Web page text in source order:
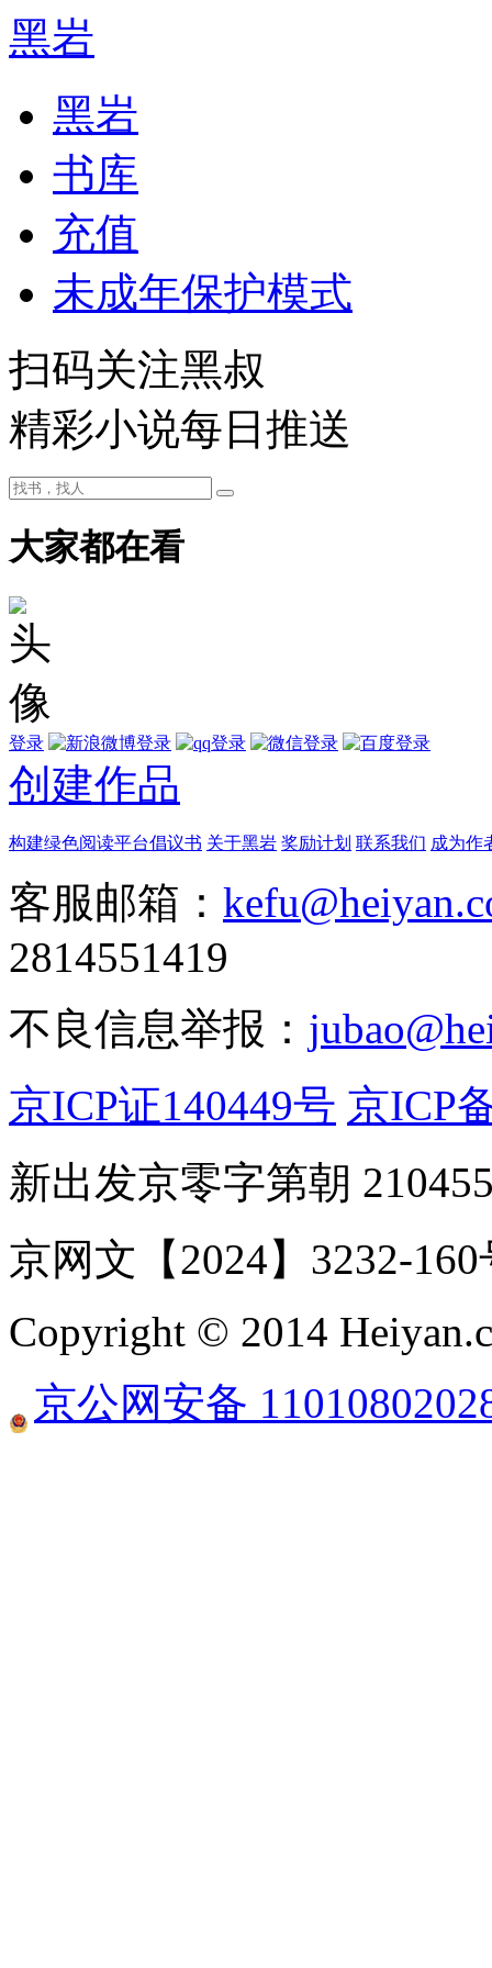
黑岩
黑岩
书库
充值
未成年保护模式
扫码关注黑叔
精彩小说每日推送
大家都在看
登录
创建作品
构建绿色阅读平台倡议书 关于黑岩 奖励计划 联系我们 成为作
客服邮箱：
2814551419
不良信息举报：
京ICP证140449号 京ICP
新出发京零字第朝
京网文【2024】3232-160
Copyright © 2014
京公网安备